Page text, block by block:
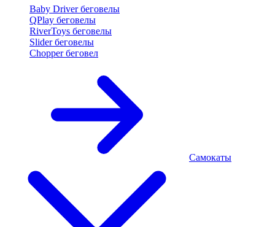
Baby Driver беговелы
QPlay беговелы
RiverToys беговелы
Slider беговелы
Chopper беговел
Самокаты